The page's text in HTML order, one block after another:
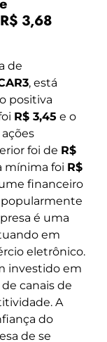
3,68
de
, está
positiva
R$ 3,45 e o
foi de R$
mínima foi R$
financeiro
popularmente
é uma
em
eletrônico.
investido em
canais de
A
do
de se